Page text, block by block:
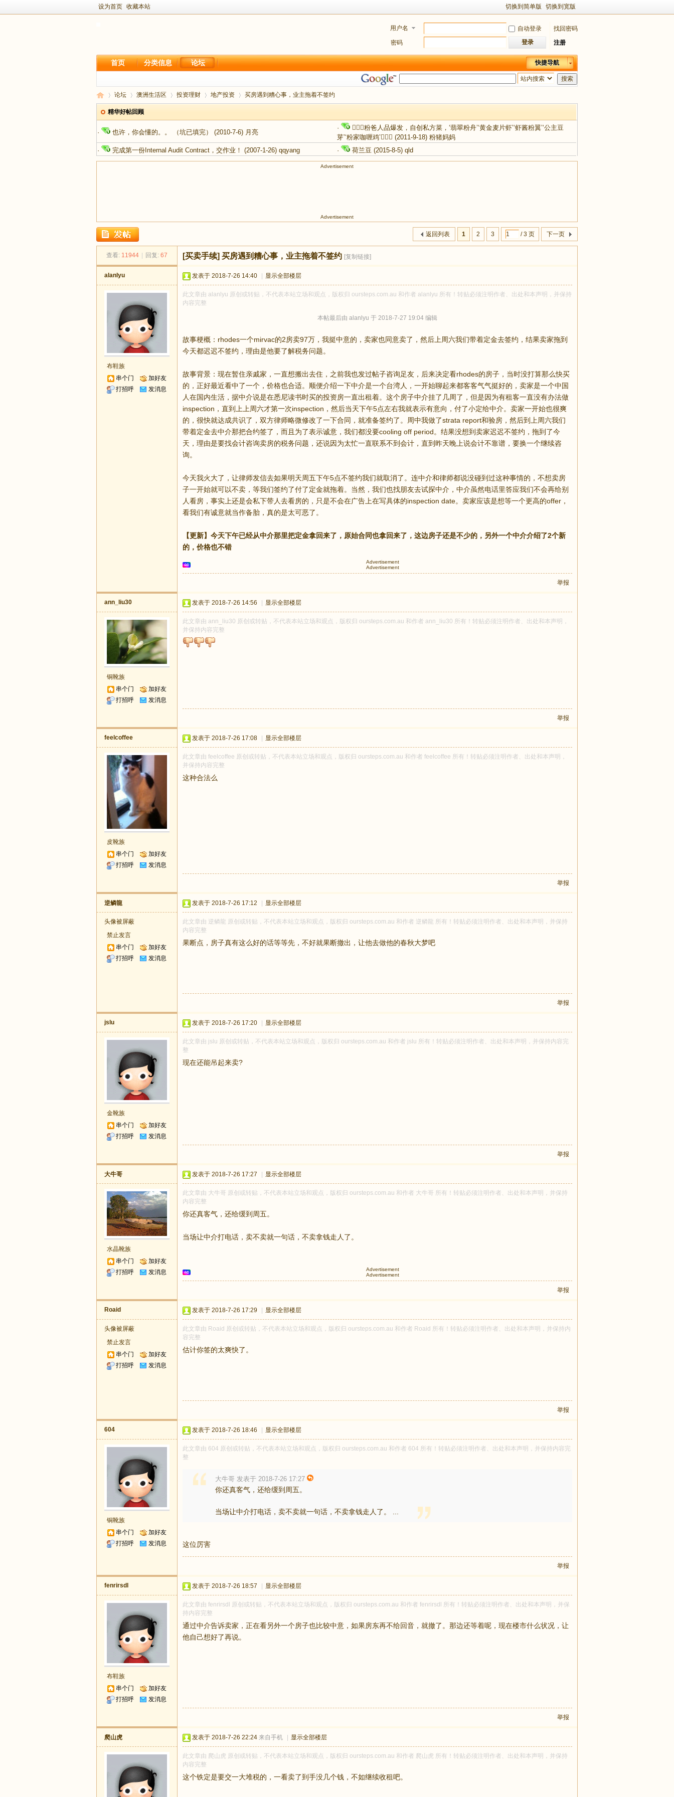
设为首页 收藏本站 切换到简单版 切换到宽版
用户名 自动登录
找回密码
密码
登录 注册
快捷导航
首页 分类信息 论坛
搜索
足
论坛 澳洲生活区 投资理财 地产投资 买房遇到糟心事，业主拖着不签约
精华好帖回顾
· 也许，你会懂的。。 （坑已填完） (2010-7-6) 月亮
·
粉爸人品爆发，自创私方菜，‘翡翠粉舟’‘黄金麦片虾’‘虾酱粉翼’‘公主豆
芽’‘粉家咖喱鸡’ (2011-9-18) 粉猪妈妈
·
完成第一份Internal Audit Contract，交作业！ (2007-1-26) qqyang · 荷兰豆 (2015-8-5) qld
Advertisement
Advertisement
1 2 3 / 3 页 下一页
返回列表
查看: 11944 回复: 67 [买卖手续] 买房遇到糟心事，业主拖着不签约 [复制链接]
alanlyu
布鞋族
串个门
加好友
打招呼
发消息
发表于 2018-7-26 14:40 显示全部楼层
此文章由 alanlyu 原创或转贴，不代表本站立场和观点，版权归 oursteps.com.au 和作者 alanlyu 所有！转贴必须注明作者、出处和本声明，并保持
内容完整
本帖最后由 alanlyu 于 2018-7-27 19:04 编辑
故事梗概：rhodes一个mirvac的2房卖97万，我挺中意的，卖家也同意卖了，然后上周六我们带着定金去签约，结果卖家拖到
今天都迟迟不签约，理由是他要了解税务问题。
故事背景：现在暂住亲戚家，一直想搬出去住，之前我也发过帖子咨询足友，后来决定看rhodes的房子，当时没打算那么快买
的，正好最近看中了一个，价格也合适。顺便介绍一下中介是一个台湾人，一开始聊起来都客客气气挺好的，卖家是一个中国
人在国内生活，据中介说是在悉尼读书时买的投资房一直出租着。这个房子中介挂了几周了，但是因为有租客一直没有办法做
inspection，直到上上周六才第一次inspection，然后当天下午5点左右我就表示有意向，付了小定给中介。卖家一开始也很爽
的，很快就达成共识了，双方律师略微修改了一下合同，就准备签约了。周中我做了strata report和验房，然后到上周六我们
带着定金去中介那把合约签了，而且为了表示诚意，我们都没要cooling off period。结果没想到卖家迟迟不签约，拖到了今
天，理由是要找会计咨询卖房的税务问题，还说因为太忙一直联系不到会计，直到昨天晚上说会计不靠谱，要换一个继续咨
询。
今天我火大了，让律师发信去如果明天周五下午5点不签约我们就取消了。连中介和律师都说没碰到过这种事情的，不想卖房
子一开始就可以不卖，等我们签约了付了定金就拖着。当然，我们也找朋友去试探中介，中介虽然电话里答应我们不会再给别
人看房，事实上还是会私下带人去看房的，只是不会在广告上在写具体的inspection date。卖家应该是想等一个更高的offer，
看我们有诚意就当作备胎，真的是太可恶了。
【更新】今天下午已经从中介那里把定金拿回来了，原始合同也拿回来了，这边房子还是不少的，另外一个中介介绍了2个新
的，价格也不错
Advertisement
Advertisement
举报
ann_liu30
铜靴族
串个门
加好友
打招呼
发消息
发表于 2018-7-26 14:56 显示全部楼层
此文章由 ann_liu30 原创或转贴，不代表本站立场和观点，版权归 oursteps.com.au 和作者 ann_liu30 所有！转贴必须注明作者、出处和本声明，
并保持内容完整
举报
feelcoffee
皮靴族
串个门
加好友
打招呼
发消息
发表于 2018-7-26 17:08 显示全部楼层
此文章由 feelcoffee 原创或转贴，不代表本站立场和观点，版权归 oursteps.com.au 和作者 feelcoffee 所有！转贴必须注明作者、出处和本声明，
并保持内容完整
这种合法么
举报
逆鳞龍
头像被屏蔽
禁止发言
串个门
加好友
打招呼
发消息
发表于 2018-7-26 17:12 显示全部楼层
此文章由 逆鳞龍 原创或转贴，不代表本站立场和观点，版权归 oursteps.com.au 和作者 逆鳞龍 所有！转贴必须注明作者、出处和本声明，并保持
内容完整
果断点，房子真有这么好的话等等先，不好就果断撤出，让他去做他的春秋大梦吧
举报
jslu
金靴族
串个门
加好友
打招呼
发消息
发表于 2018-7-26 17:20 显示全部楼层
此文章由 jslu 原创或转贴，不代表本站立场和观点，版权归 oursteps.com.au 和作者 jslu 所有！转贴必须注明作者、出处和本声明，并保持内容完
整
现在还能吊起来卖?
举报
大牛哥
水晶靴族
串个门
加好友
打招呼
发消息
发表于 2018-7-26 17:27 显示全部楼层
此文章由 大牛哥 原创或转贴，不代表本站立场和观点，版权归 oursteps.com.au 和作者 大牛哥 所有！转贴必须注明作者、出处和本声明，并保持
内容完整
你还真客气，还给缓到周五。
当场让中介打电话，卖不卖就一句话，不卖拿钱走人了。
Advertisement
Advertisement
举报
Roaid
头像被屏蔽
禁止发言
串个门
加好友
打招呼
发消息
发表于 2018-7-26 17:29 显示全部楼层
此文章由 Roaid 原创或转贴，不代表本站立场和观点，版权归 oursteps.com.au 和作者 Roaid 所有！转贴必须注明作者、出处和本声明，并保持内
容完整
估计你签的太爽快了。
举报
604
铜靴族
串个门
加好友
打招呼
发消息
发表于 2018-7-26 18:46 显示全部楼层
此文章由 604 原创或转贴，不代表本站立场和观点，版权归 oursteps.com.au 和作者 604 所有！转贴必须注明作者、出处和本声明，并保持内容完
整
大牛哥 发表于 2018-7-26 17:27
你还真客气，还给缓到周五。
当场让中介打电话，卖不卖就一句话，不卖拿钱走人了。 ...
这位厉害
举报
fenrirsdl
布鞋族
串个门
加好友
打招呼
发消息
发表于 2018-7-26 18:57 显示全部楼层
此文章由 fenrirsdl 原创或转贴，不代表本站立场和观点，版权归 oursteps.com.au 和作者 fenrirsdl 所有！转贴必须注明作者、出处和本声明，并保
持内容完整
通过中介告诉卖家，正在看另外一个房子也比较中意，如果房东再不给回音，就撤了。那边还等着呢，现在楼市什么状况，让
他自己想好了再说。
举报
爬山虎 发表于 2018-7-26 22:24 来自手机 显示全部楼层
此文章由 爬山虎 原创或转贴，不代表本站立场和观点，版权归 oursteps.com.au 和作者 爬山虎 所有！转贴必须注明作者、出处和本声明，并保持
内容完整
这个铁定是要交一大堆税的，一看卖了到手没几个钱，不如继续收租吧。